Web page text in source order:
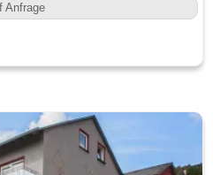
Anfrage